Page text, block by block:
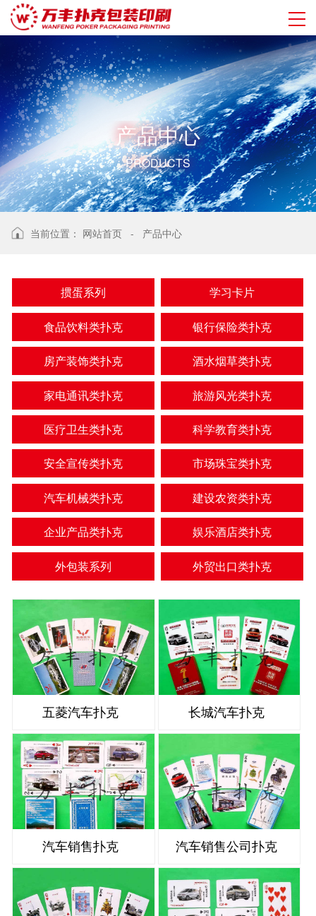
产品中心
PRODUCTS
当前位置： 网站首页 - 产品中心
掼蛋系列 学习卡片
食品饮料类扑克 银行保险类扑克
房产装饰类扑克 酒水烟草类扑克
家电通讯类扑克 旅游风光类扑克
医疗卫生类扑克 科学教育类扑克
安全宣传类扑克 市场珠宝类扑克
汽车机械类扑克 建设农资类扑克
企业产品类扑克 娱乐酒店类扑克
外包装系列 外贸出口类扑克
五菱汽车扑克 长城汽车扑克
汽车销售扑克 汽车销售公司扑克